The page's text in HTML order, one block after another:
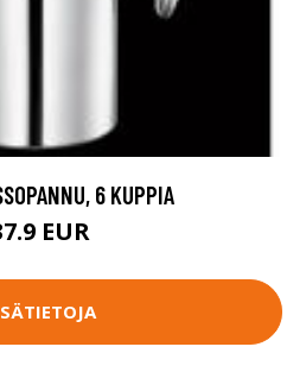
6 KUPPIA
EUR